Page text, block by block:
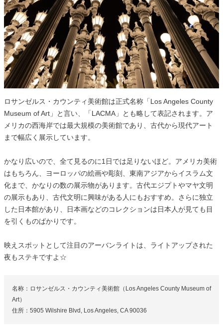
ロサンゼルス・カウンティ美術館は正式名称「Los Angeles County
Museum of Art」と言い、「LACMA」とも略して表記されます。ア
メリカの西海岸では最大規模の美術館であり、古代から現代アート
まで幅広く展示しています。
かなり広いので、全て見るのに1日では足りないほど。アメリカ美術
はもちろん、ヨーロッパの絵画や彫刻、東南アジアからイスラム文
化まで、かなりの数の展示物があります。古代エジプトやマヤ文明
の展示もあり、古代文明に興味がある人にもおすすめ。さらに独立
した日本館があり、日本画などのコレクションは日本人が見ても目
を引くものばかりです。
映えスポットとして注目のアーバンライトは、ライトアップされた
夜もステキですよ☆
名称：ロサンゼルス・カウンティ美術館（Los Angeles County Museum of
Art）
住所：5905 Wilshire Blvd, Los Angeles, CA 90036